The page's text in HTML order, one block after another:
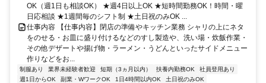
OK（週1日も相談OK） ★週4日以上OK ★短時間勤務OK！時間・曜
日応相談 ★1週間毎のシフト制 ★土日祝のみOK ...
仕事内容 【仕事内容】閉店の準備やキッチン業務 シャリの上にネタ
をのせる・お皿に盛り付けるなどのすし製造や、洗い場・炊飯作業・
その他デザートや揚げ物・ラーメン・うどんといったサイドメニュー
作りなどをお...
制服あり 業界未経験者歓迎 短期（3ヵ月以内） 扶養内勤務OK
社員登用あり
週1日からOK
副業・WワークOK 1日4時間以内OK
土日祝のみOK